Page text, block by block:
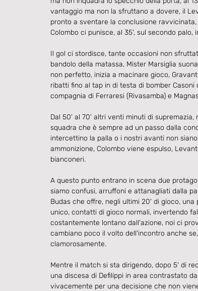
vantaggio ma non la sfruttano a dovere, il
pronto a sventare la conclusione
Colombo ci punisce, al 35', sul secondo
Il gol ci stordisce, tante occasioni non
bandolo della matassa, Mister Marsiglia
non perfetto, inizia a macinare gioco,
ribatti fino al tap in di testa di bomber
compagnia di Ferraresi (Rivasamba) e
Dal 50' al 70' altri venti minuti di
squadra che è sempre ad un passo dalla
intercettino la palla o i nostri avanti non
ammonizione, Colombo viene espulso,
bianconeri.
A questo punto entrano in scena due
siamo confusi, arruffoni e attanagliati dalla
Budas che offre, negli ultimi 20' di gioco,
unico, contatti di gioco normali, invertendo
costantemente lontano dall'azione, noi ci
cambiano poco il volto dell'incontro anche
clamorosamente.
Mentre il match si sta dirigendo, dopo 5' di
una discesa di Defilippi in area contrastato
vivacemente per una decisione che non